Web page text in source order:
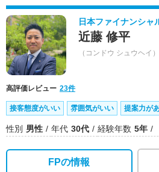
日本ファイナンシャ
近藤 修平
（コンドウ シュウヘイ）
高評価レビュー 23件
接客態度がいい 雰囲気がいい 提案力が
性別 男性 年代 30代 経験年数 5年
FPの情報